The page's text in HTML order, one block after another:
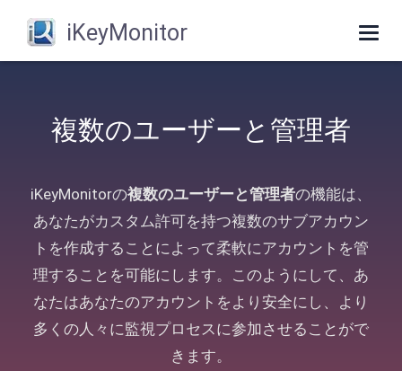
iKeyMonitor
複数のユーザーと管理者
iKeyMonitorの複数のユーザーと管理者の機能は、
あなたがカスタム許可を持つ複数のサブアカウン
トを作成することによって柔軟にアカウントを管
理することを可能にします。このようにして、あ
なたはあなたのアカウントをより安全にし、より
多くの人々に監視プロセスに参加させることがで
きます。